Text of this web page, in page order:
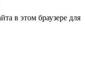
в этом браузере для